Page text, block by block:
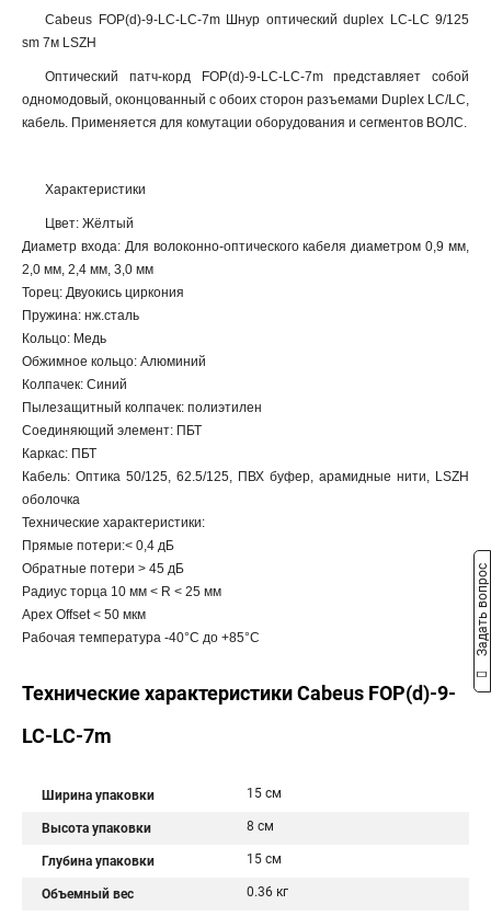
Cabeus FOP(d)-9-LC-LC-7m Шнур оптический duplex LC-LC 9/125
sm 7м LSZH
Оптический патч-корд FOP(d)-9-LC-LC-7m представляет собой
одномодовый, оконцованный с обоих сторон разъемами Duplex LC/LC,
кабель. Применяется для комутации оборудования и сегментов ВОЛС.
Характеристики
Цвет: Жёлтый
Диаметр входа: Для волоконно-оптического кабеля диаметром 0,9 мм,
2,0 мм, 2,4 мм, 3,0 мм
Торец: Двуокись циркония
Пружина: нж.сталь
Кольцо: Медь
Обжимное кольцо: Алюминий
Колпачек: Синий
Пылезащитный колпачек: полиэтилен
Соединяющий элемент: ПБТ
Каркас: ПБТ
Кабель: Оптика 50/125, 62.5/125, ПВХ буфер, арамидные нити, LSZH
оболочка
Технические характеристики:
Прямые потери:< 0,4 дБ
Обратные потери > 45 дБ
Радиус торца 10 мм < R < 25 мм
Apex Offset < 50 мкм
Рабочая температура -40°C дo +85°C
Технические характеристики Cabeus FOP(d)-9-
LC-LC-7m
Ширина упаковки 15 см
Высота упаковки 8 см
Глубина упаковки 15 см
Объемный вес 0.36 кг
Задать вопрос